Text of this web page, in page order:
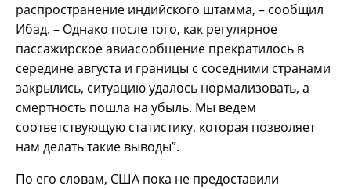
распространение индийского штамма, – сообщил
Ибад. – Однако после того, как регулярное
пассажирское авиасообщение прекратилось в
середине августа и границы с соседними странами
закрылись, ситуацию удалось нормализовать, а
смертность пошла на убыль. Мы ведем
соответствующую статистику, которая позволяет
нам делать такие выводы”.
По его словам, США пока не предоставили